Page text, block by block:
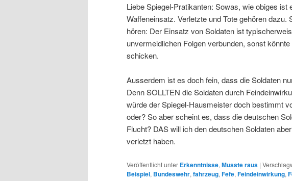
Liebe Spiegel-Pratikanten: Sowas, wie obiges
Waffeneinsatz. Verletzte und Tote gehören
hören: Der Einsatz von Soldaten ist
unvermeidlichen Folgen verbunden, sonst
schicken.
Ausserdem ist es doch fein, dass die Soldaten
Denn SOLLTEN die Soldaten durch
würde der Spiegel-Hausmeister doch bestimmt
oder? So aber scheint es, dass die deutschen
Flucht? DAS will ich den deutschen Soldaten
verletzt haben.
Veröffentlicht unter Erkenntnisse, Musste raus |
Beispiel, Bundeswehr, fahrzeug, Fefe, Feindeinwirkung,